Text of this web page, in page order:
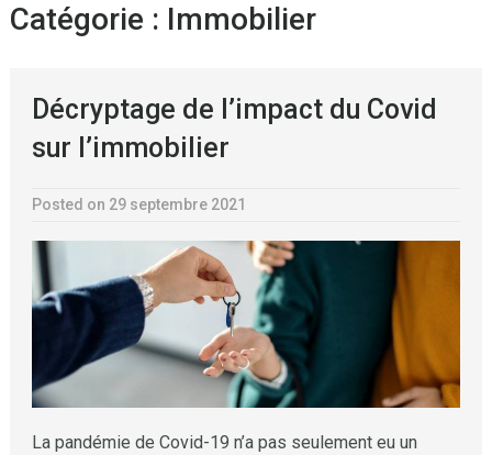
Catégorie : Immobilier
Décryptage de l’impact du Covid
sur l’immobilier
Posted on 29 septembre 2021
La pandémie de Covid-19 n’a pas seulement eu un